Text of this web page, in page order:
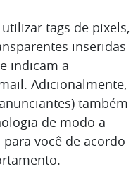
tags de pixels,
inseridas
indicam a
Adicionalmente,
também
de modo a
você de acordo